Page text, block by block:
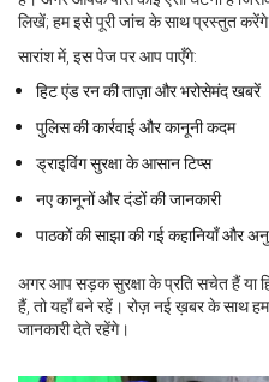
लिखें; हम इसे पूरी जांच के साथ प्रस्तुत
सारांश में, इस पेज पर आप पाएँगे:
हिट एंड रन की ताज़ा और भरोसेमंद खबरें
पुलिस की कार्रवाई और कानूनी कदम
ड्राइविंग सुरक्षा के आसान टिप्स
नए कानूनों और दंडों की जानकारी
पाठकों की साझा की गई कहानियाँ और
अगर आप सड़क सुरक्षा के प्रति सचेत हैं या
हैं, तो यहाँ बने रहें। रोज़ नई ख़बर के साथ
जानकारी देते रहेंगे।